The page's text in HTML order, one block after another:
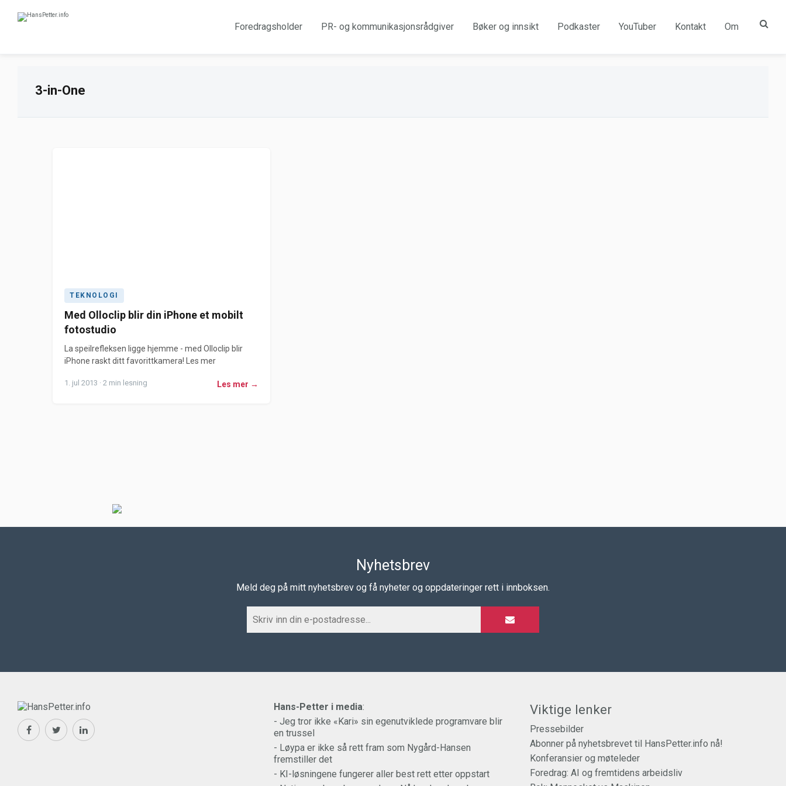
Foredragsholder PR- og kommunikasjonsrådgiver Bøker og innsikt Podkaster YouTuber Kontakt Om
3-in-One
TEKNOLOGI
Med Olloclip blir din iPhone et mobilt
fotostudio
La speilrefleksen ligge hjemme - med Olloclip blir
iPhone raskt ditt favorittkamera! Les mer
1. jul 2013 · 2 min lesning Les mer →
Nyhetsbrev
Meld deg på mitt nyhetsbrev og få nyheter og oppdateringer rett i innboksen.
Hans-Petter i media:
- Jeg tror ikke «Kari» sin egenutviklede programvare blir
en trussel
- Løypa er ikke så rett fram som Nygård-Hansen
fremstiller det
- KI-løsningene fungerer aller best rett etter oppstart
Viktige lenker
Pressebilder
Abonner på nyhetsbrevet til HansPetter.info nå!
Konferansier og møteleder
Foredrag: AI og fremtidens arbeidsliv